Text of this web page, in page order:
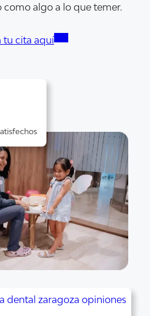
algo a lo que temer.
tu cita aquí